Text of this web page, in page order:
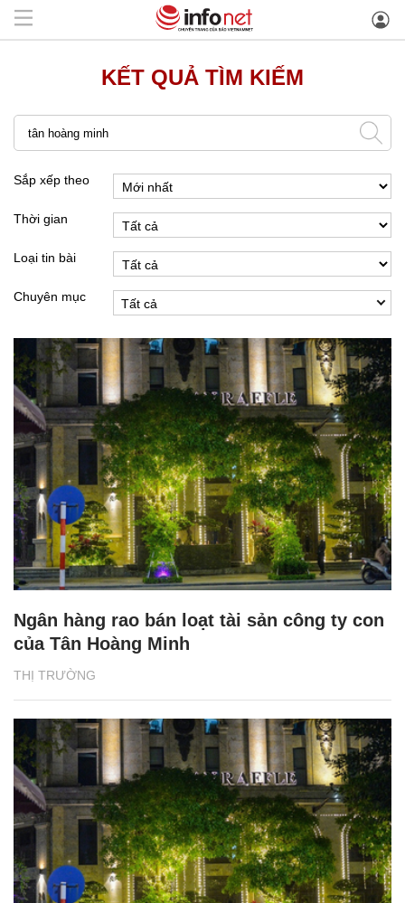
KẾT QUẢ TÌM KIẾM
Sắp xếp theo
Thời gian
Loại tin bài
Chuyên mục Tất cả
THỊ TRƯỜNG
Ngân hàng rao bán loạt tài sản công ty con
của Tân Hoàng Minh